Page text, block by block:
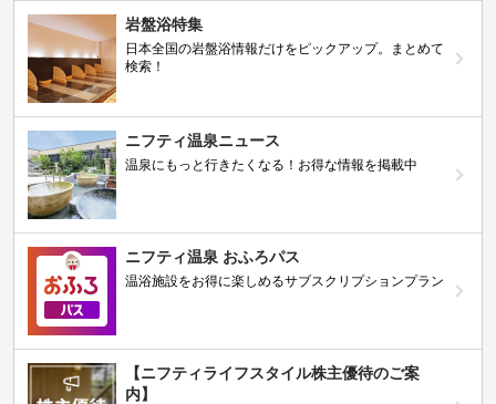
岩盤浴特集
日本全国の岩盤浴情報だけをピックアップ。まとめて
検索！
ニフティ温泉ニュース
温泉にもっと行きたくなる！お得な情報を掲載中
ニフティ温泉 おふろパス
温浴施設をお得に楽しめるサブスクリプションプラン
【ニフティライフスタイル株主優待のご案
内】